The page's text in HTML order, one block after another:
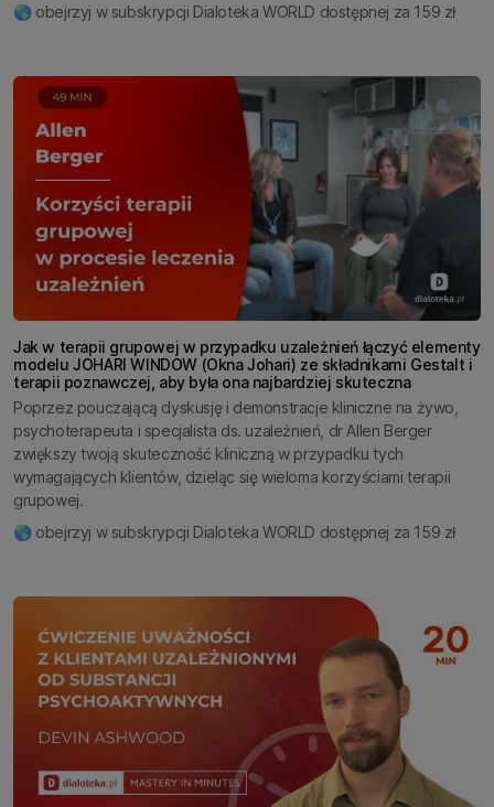
🌎 obejrzyj w subskrypcji Dialoteka WORLD dostępnej za 159 zł
Jak w terapii grupowej w przypadku uzależnień łączyć elementy
modelu JOHARI WINDOW (Okna Johari) ze składnikami Gestalt i
terapii poznawczej, aby była ona najbardziej skuteczna
Poprzez pouczającą dyskusję i demonstracje kliniczne na żywo,
psychoterapeuta i specjalista ds. uzależnień, dr Allen Berger
zwiększy twoją skuteczność kliniczną w przypadku tych
wymagających klientów, dzieląc się wieloma korzyściami terapii
grupowej.
🌎 obejrzyj w subskrypcji Dialoteka WORLD dostępnej za 159 zł